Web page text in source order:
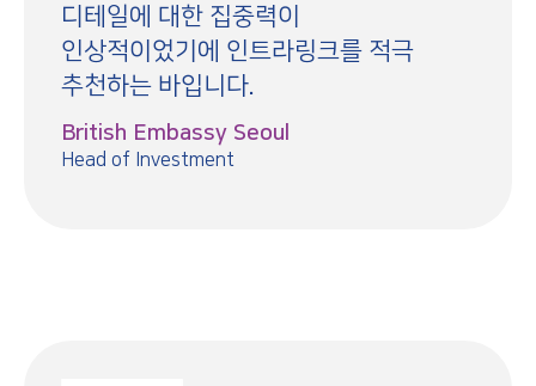
디테일에 대한 집중력이
인상적이었기에 인트라링크를 적극
추천하는 바입니다.
British Embassy Seoul
Head of Investment